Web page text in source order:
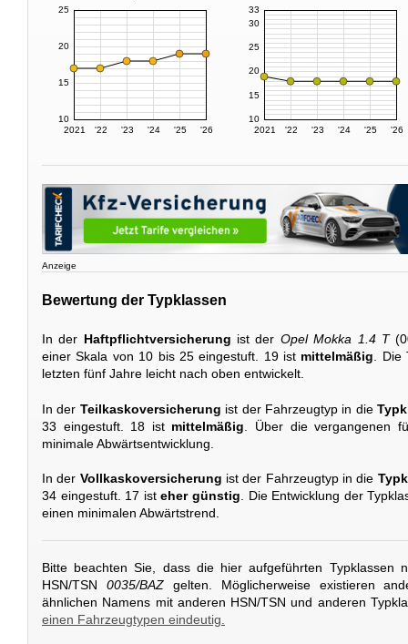
2021 '22 '23 '24 '25 '26
10
15
20
25
2021 '22 '23 '24 '25 '26
10
15
20
25
30
33
Anzeige
Bewertung der Typklassen
In der Haftpflichtversicherung ist der Opel Mokka 1.4 T
einer Skala von 10 bis 25 eingestuft. 19 ist mittelmäßig .
letzten fünf Jahre leicht nach oben entwickelt.
In der Teilkaskoversicherung ist der Fahrzeugtyp in die
33 eingestuft. 18 ist mittelmäßig . Über die vergangenen
minimale Abwärtsentwicklung.
In der Vollkaskoversicherung ist der Fahrzeugtyp in die
34 eingestuft. 17 isteher günstig. Die Entwicklung der
einen minimalen Abwärtstrend.
Bitte beachten Sie, dass die hier aufgeführten Typklassen
HSN/TSN 0035/BAZgelten. Möglicherweise existieren
ähnlichen Namens mit anderen HSN/TSN und anderen
einen Fahrzeugtypen eindeutig.